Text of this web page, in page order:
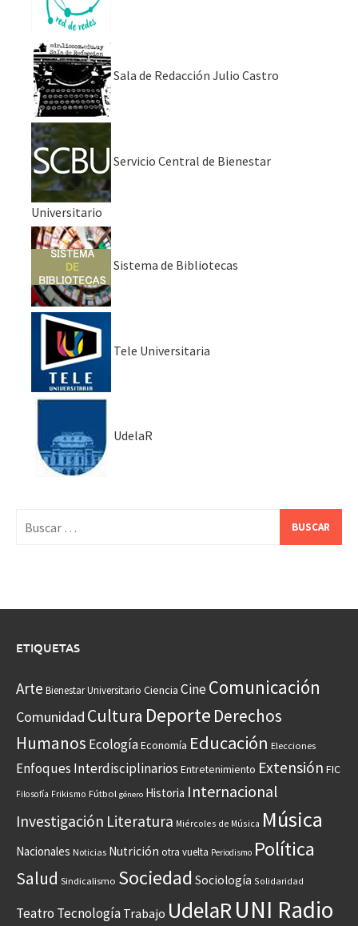
Sala de Redacción Julio Castro
Servicio Central de Bienestar
Universitario
Sistema de Bibliotecas
Tele Universitaria
UdelaR
ETIQUETAS
Arte Bienestar Universitario Ciencia CineComunicación
Comunidad Cultura Deporte Derechos
Humanos EcologíaEconomía Educación Elecciones
Enfoques Interdisciplinarios Entretenimiento Extensión FIC
Filosofía Frikismo Fútbol género Historia Internacional
Investigación Literatura Miércoles de Música Música
Nacionales Noticias Nutrición otra vuelta Periodismo Política
Salud Sindicalismo Sociedad Sociología Solidaridad
Teatro Tecnología Trabajo UdelaRUNI Radio